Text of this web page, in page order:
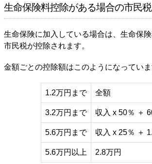
生命保険料控除がある場合の市民税
生命保険に加入している場合は、生命保
市民税が控除されます。
金額ごとの控除額はこのようになっていま
1.2万円まで 全額
3.2万円まで 収入 x 50％ ＋
5.6万円まで 収入 x 25％ ＋
5.6万円以上 2.8万円